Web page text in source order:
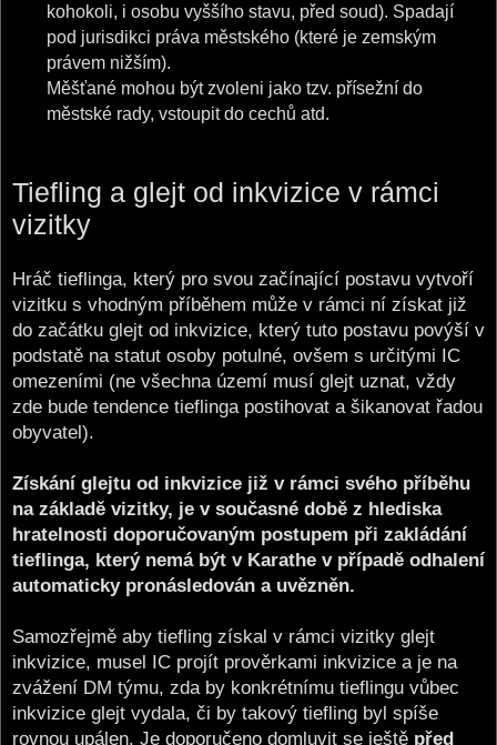
kohokoli, i osobu vyššího stavu, před soud). Spadají
pod jurisdikci práva městského (které je zemským
právem nižším).
Měšťané mohou být zvoleni jako tzv. přísežní do
městské rady, vstoupit do cechů atd.
Tiefling a glejt od inkvizice v rámci
vizitky
Hráč tieflinga, který pro svou začínající postavu vytvoří
vizitku s vhodným příběhem může v rámci ní získat již
do začátku glejt od inkvizice, který tuto postavu povýší v
podstatě na statut osoby potulné, ovšem s určitými IC
omezeními (ne všechna území musí glejt uznat, vždy
zde bude tendence tieflinga postihovat a šikanovat řadou
obyvatel).
Získání glejtu od inkvizice již v rámci svého příběhu
na základě vizitky, je v současné době z hlediska
hratelnosti doporučovaným postupem při zakládání
tieflinga, který nemá být v Karathe v případě odhalení
automaticky pronásledován a uvězněn.
Samozřejmě aby tiefling získal v rámci vizitky glejt
inkvizice, musel IC projít prověrkami inkvizice a je na
zvážení DM týmu, zda by konkrétnímu tieflingu vůbec
inkvizice glejt vydala, či by takový tiefling byl spíše
rovnou upálen. Je doporučeno domluvit se ještě před